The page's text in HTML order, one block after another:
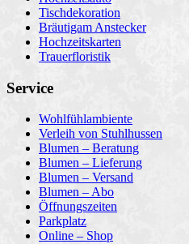
Tischdekoration
Bräutigam Anstecker
Hochzeitskarten
Trauerfloristik
Service
Wohlfühlambiente
Verleih von Stuhlhussen
Blumen – Beratung
Blumen – Lieferung
Blumen – Versand
Blumen – Abo
Öffnungszeiten
Parkplatz
Online – Shop